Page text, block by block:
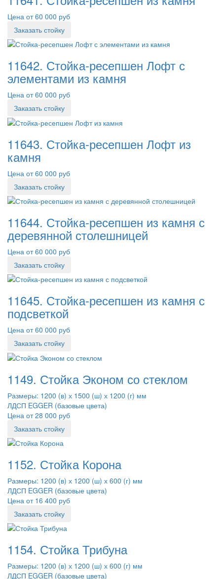
Цена от 60 000 руб
Заказать стойку
11642. Стойка-ресепшен Лофт с
элементами из камня
Цена от 60 000 руб
Заказать стойку
11643. Стойка-ресепшен Лофт из
камня
Цена от 60 000 руб
Заказать стойку
11644. Стойка-ресепшен из камня с
деревянной столешницей
Цена от 60 000 руб
Заказать стойку
11645. Стойка-ресепшен из камня с
подсветкой
Цена от 60 000 руб
Заказать стойку
1149. Стойка Эконом со стеклом
Размеры: 1200 (в) х 1500 (ш) х 1200 (г) мм
ЛДСП EGGER (базовые цвета)
Цена от 28 000 руб
Заказать стойку
1152. Стойка Корона
Размеры: 1200 (в) х 1200 (ш) х 600 (г) мм
ЛДСП EGGER (базовые цвета)
Цена от 16 400 руб
Заказать стойку
1154. Стойка Трибуна
Размеры: 1200 (в) х 1200 (ш) х 600 (г) мм
ЛДСП EGGER (базовые цвета)